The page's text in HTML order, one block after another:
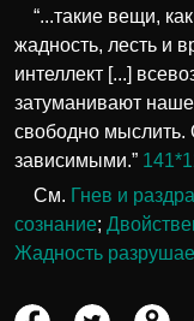
“...такие вещи,
жадность, лесть и
интеллект [...]
затуманивают
свободно мыслить.
зависимыми.”
См. Гнев и
сознание;
Жадность